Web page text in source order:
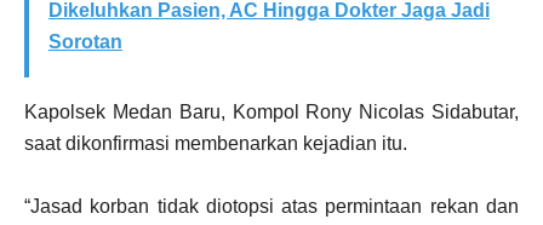
Dikeluhkan Pasien, AC Hingga Dokter Jaga Jadi
Sorotan
Kapolsek Medan Baru, Kompol Rony Nicolas Sidabutar,
saat dikonfirmasi membenarkan kejadian itu.
“Jasad korban tidak diotopsi atas permintaan rekan dan